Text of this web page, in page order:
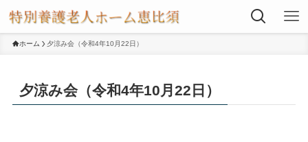
ホーム 夕涼み会（令和4年10月22日）
夕涼み会（令和4年10月22日）